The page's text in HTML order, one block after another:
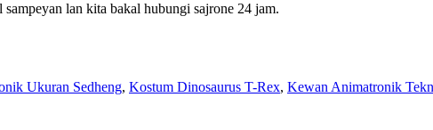
lan kita bakal hubungi sajrone 24 jam.
Ukuran Sedheng, Kostum Dinosaurus T-Rex, Kewan Animatronik